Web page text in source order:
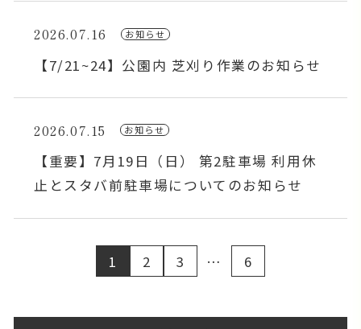
2026.07.16 お知らせ
【7/21~24】公園内 芝刈り作業のお知らせ
2026.07.15 お知らせ
【重要】7月19日（日） 第2駐車場 利用休
止とスタバ前駐車場についてのお知らせ
1 2 3 … 6